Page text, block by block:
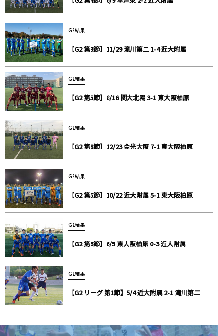
G2結果
【G2 第9節】11/29 滝川第二 1-4 近大附属
G2結果
【G2 第5節】8/16 関大北陽 3-1 東大阪柏原
G2結果
【G2 第8節】12/23 金光大阪 7-1 東大阪柏原
G2結果
【G2 第5節】10/22 近大附属 5-1 東大阪柏原
G2結果
【G2 第6節】6/5 東大阪柏原 0-3 近大附属
G2結果
【G2 リーグ 第1節】5/4 近大附属 2-1 滝川第二